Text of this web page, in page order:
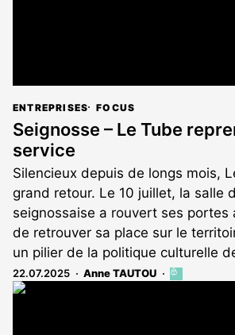
ENTREPRISES FOCUS
Seignosse – Le Tube
service
Silencieux depuis de longs mois,
grand retour. Le 10 juillet, la salle
seignossaise a rouvert ses portes
de retrouver sa place sur le
un pilier de la politique culturelle
22.07.2025 Anne TAUTOU
Cet